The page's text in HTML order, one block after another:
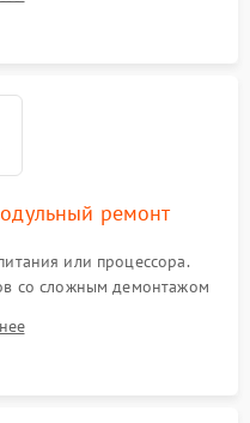
мультиметром.
ремонт
или процессора.
со сложным демонтажом
поврежденных дорожек,
EEPROM